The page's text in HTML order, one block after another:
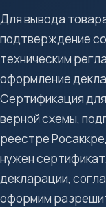
Для вывода
подтверждение
техническим
оформление
Сертификация
верной схемы,
реестре
нужен
декларации,
оформим